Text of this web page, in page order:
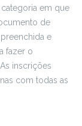
em que
de
e
fazer o
As inscrições
com todas as